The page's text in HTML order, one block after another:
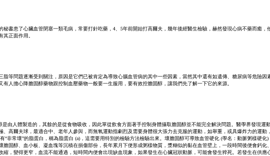
秘書患了心臟血管閉塞一類毛病，常要打針吃藥，4、5年前開始打高爾夫，幾年後經醫生檢驗，赫然發現心病不藥而癒
其正面作用。
脂等問題逐漸受到關注，原因是它們已被肯定為導致心腦血管病的其中一些因素，當然其中還有如遺傳、糖尿病等危險
有人擔心降膽固醇藥物跟控制血壓藥物一般要一生服用，要有效控膽固醇，讓我們先了解一下它的來源。
是由人體製造的，其餘的是從食物吸收，因此單從飲食方面著手控制身體攝取膽固醇並不能完全解決問題。醫學界發現
、高爾夫球，最適合中、老年人參與，而無氧運動指劇烈及需要身體很大張力去克服的運動，如舉重，或具爆炸力的運
“非常壞”的脂蛋白，稱為脂蛋白 (a)，這需要用特別的檢驗方法檢驗出來。壞膽固醇可導致血管硬化 (學名：動脈粥樣硬
膽固醇、血小板、凝血塊等沉積在損傷部份，長年累月下便形成粥樣物質，漿糊似的黏在血管壁上，一段時間後便會鈣
縮，變得更窄，血流不能通過，短時間內便會出現缺血現象，如果發生在心臟冠狀動脈，可能會發生猝死。若發生在供